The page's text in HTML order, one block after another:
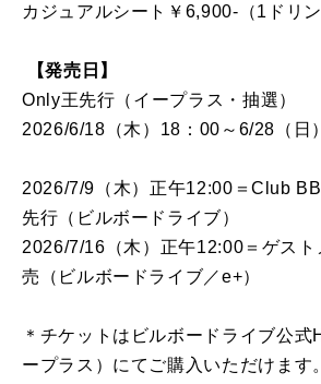
カジュアルシート￥6,900-（1ドリン
【発売日】
Only王先行（イープラス・抽選）
2026/6/18（木）18：00～6/28（日
2026/7/9（木）正午12:00＝Club
先行（ビルボードライブ）
2026/7/16（木）正午12:00＝ゲスト
売（ビルボードライブ／e+）
＊チケットはビルボードライブ公式
ープラス）にてご購入いただけます。